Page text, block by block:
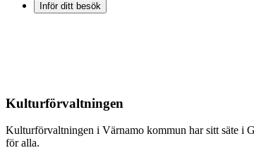
Inför ditt besök
Kultur­förvaltningen
Kulturförvaltningen i Värnamo kommun har sitt säte i
för alla.